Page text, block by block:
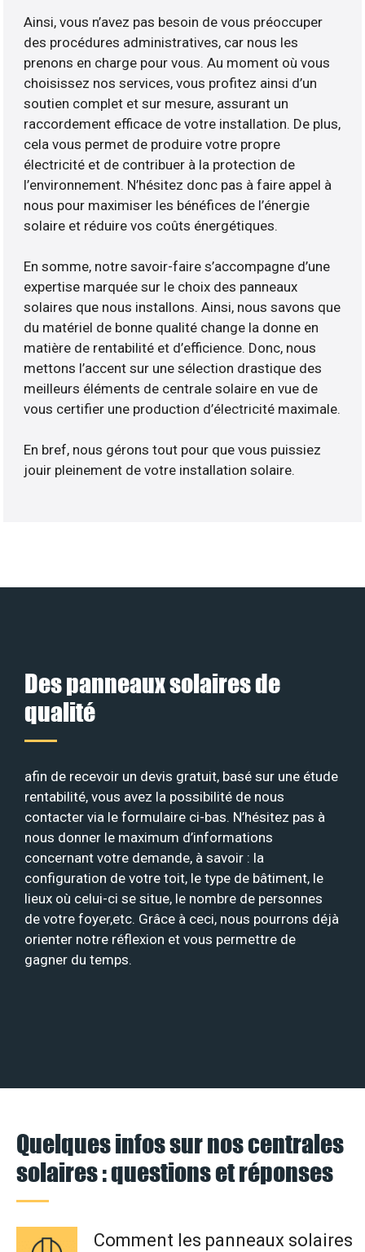
Ainsi, vous n’avez pas besoin de vous préoccuper
des procédures administratives, car nous les
prenons en charge pour vous. Au moment où vous
choisissez nos services, vous profitez ainsi d’un
soutien complet et sur mesure, assurant un
raccordement efficace de votre installation. De plus,
cela vous permet de produire votre propre
électricité et de contribuer à la protection de
l’environnement. N’hésitez donc pas à faire appel à
nous pour maximiser les bénéfices de l’énergie
solaire et réduire vos coûts énergétiques.
En somme, notre savoir-faire s’accompagne d’une
expertise marquée sur le choix des panneaux
solaires que nous installons. Ainsi, nous savons que
du matériel de bonne qualité change la donne en
matière de rentabilité et d’efficience. Donc, nous
mettons l’accent sur une sélection drastique des
meilleurs éléments de centrale solaire en vue de
vous certifier une production d’électricité maximale.
En bref, nous gérons tout pour que vous puissiez
jouir pleinement de votre installation solaire.
Des panneaux solaires de
qualité
afin de recevoir un devis gratuit, basé sur une étude
rentabilité, vous avez la possibilité de nous
contacter via le formulaire ci-bas. N’hésitez pas à
nous donner le maximum d’informations
concernant votre demande, à savoir : la
configuration de votre toit, le type de bâtiment, le
lieux où celui-ci se situe, le nombre de personnes
de votre foyer,etc. Grâce à ceci, nous pourrons déjà
orienter notre réflexion et vous permettre de
gagner du temps.
Quelques infos sur nos centrales
solaires : questions et réponses
Comment les panneaux solaires